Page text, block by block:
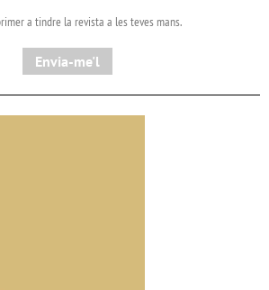
a tindre la revista a les teves mans.
Envia-me'l